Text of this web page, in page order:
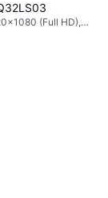
(Full HD),